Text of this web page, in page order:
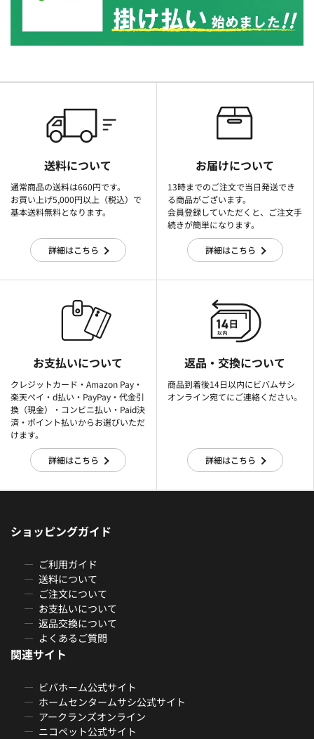
送料について
通常商品の送料は660円です。
お買い上げ5,000円以上（税込）で
基本送料無料となります。
詳細はこちら
お届けについて
13時までのご注文で当日発送でき
る商品がございます。
会員登録していただくと、ご注文手
続きが簡単になります。
詳細はこちら
お支払いについて
クレジットカード・Amazon Pay・
楽天ぺイ・d払い・PayPay・代金引
換（現金）・コンビニ払い・Paid決
済・ポイント払いからお選びいただ
けます。
詳細はこちら
返品・交換について
商品到着後14日以内にビバムサシ
オンライン宛てにご連絡ください。
詳細はこちら
ショッピングガイド
ご利用ガイド
送料について
ご注文について
お支払いについて
返品交換について
よくあるご質問
関連サイト
ビバホーム公式サイト
ホームセンタームサシ公式サイト
アークランズオンライン
ニコペット公式サイト